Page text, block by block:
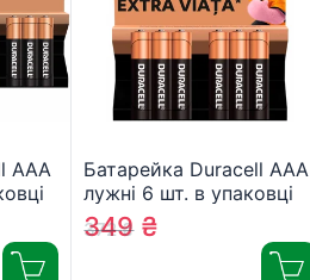
AAA
Батарейка Duracell AAA
лужні 6 шт. в упаковці
(5000394107472 /
81483511)
372₴
349 ₴